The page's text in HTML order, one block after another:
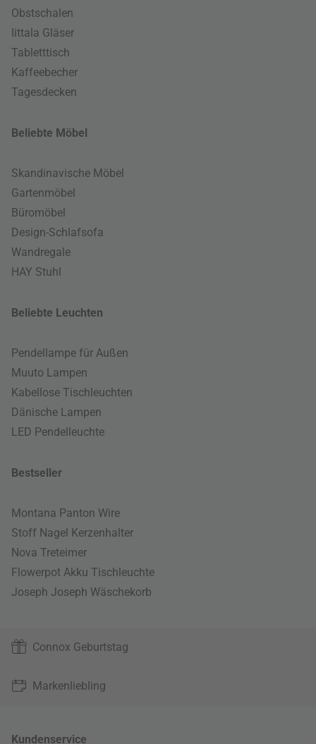
Obstschalen
Iittala Gläser
Tabletttisch
Kaffeebecher
Tagesdecken
Beliebte Möbel
Skandinavische Möbel
Gartenmöbel
Büromöbel
Design-Schlafsofa
Wandregale
HAY Stuhl
Beliebte Leuchten
Pendellampe für Außen
Muuto Lampen
Kabellose Tischleuchten
Dänische Lampen
LED Pendelleuchte
Bestseller
Montana Panton Wire
Stoff Nagel Kerzenhalter
Nova Treteimer
Flowerpot Akku Tischleuchte
Joseph Joseph Wäschekorb
Connox Geburtstag
Markenliebling
Kundenservice